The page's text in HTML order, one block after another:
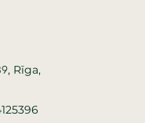
, Rīga,